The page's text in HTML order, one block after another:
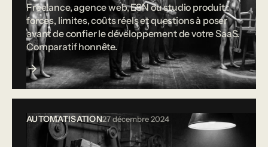
Freelance, agence web, ESN ou studio produit :
forces, limites, coûts réels et questions à poser
avant de confier le développement de votre SaaS.
Comparatif honnête.
AUTOMATISATION27 décembre 2024